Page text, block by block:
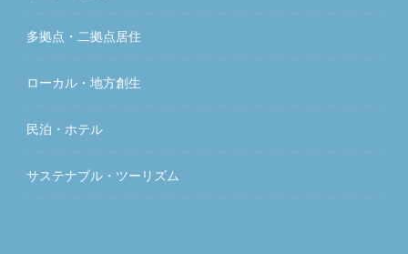
多拠点・二拠点居住
ローカル・地方創生
民泊・ホテル
サステナブル・ツーリズム